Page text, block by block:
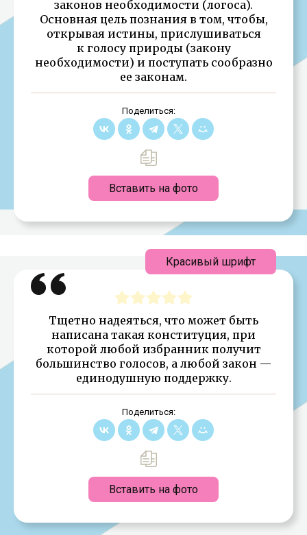
законов необходимости (логоса).
Основная цель познания в том, чтобы,
открывая истины, прислушиваться
к голосу природы (закону
необходимости) и поступать сообразно
ее законам.
Поделиться:
Вставить на фото
Тщетно надеяться, что может быть
написана такая конституция, при
которой любой избранник получит
большинство голосов, а любой закон —
единодушную поддержку.
Поделиться:
Вставить на фото
Красивый шрифт